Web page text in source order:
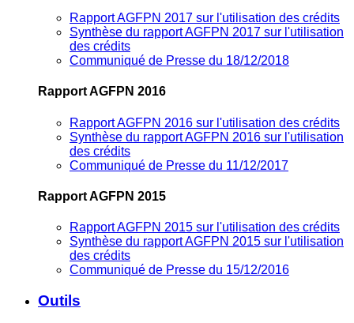
Rapport AGFPN 2017 sur l'utilisation des crédits
Synthèse du rapport AGFPN 2017 sur l'utilisation
des crédits
Communiqué de Presse du 18/12/2018
Rapport AGFPN 2016
Rapport AGFPN 2016 sur l'utilisation des crédits
Synthèse du rapport AGFPN 2016 sur l'utilisation
des crédits
Communiqué de Presse du 11/12/2017
Rapport AGFPN 2015
Rapport AGFPN 2015 sur l'utilisation des crédits
Synthèse du rapport AGFPN 2015 sur l'utilisation
des crédits
Communiqué de Presse du 15/12/2016
Outils